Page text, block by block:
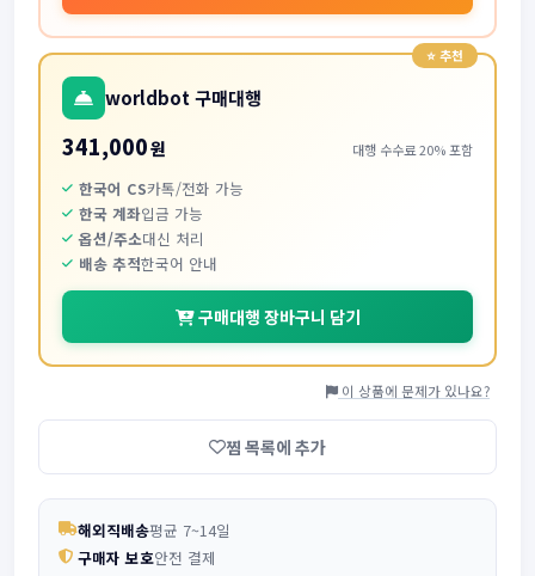
worldbot 구매대행
341,000원 대행 수수료 20% 포함
한국어 CS카톡/전화 가능
한국 계좌입금 가능
옵션/주소대신 처리
배송 추적한국어 안내
구매대행 장바구니 담기
이 상품에 문제가 있나요?
찜 목록에 추가
해외직배송평균 7~14일
구매자 보호안전 결제